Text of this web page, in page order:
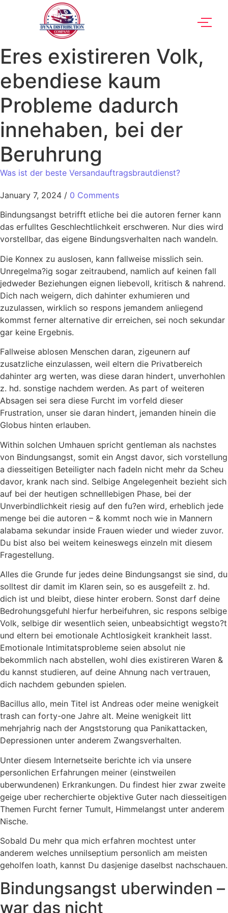
Eres existireren Volk,
ebendiese kaum
Probleme dadurch
innehaben, bei der
Beruhrung
Was ist der beste Versandauftragsbrautdienst?
January 7, 2024 / 0 Comments
Bindungsangst betrifft etliche bei die autoren ferner kann
das erfulltes Geschlechtlichkeit erschweren. Nur dies wird
vorstellbar, das eigene Bindungsverhalten nach wandeln.
Die Konnex zu auslosen, kann fallweise misslich sein.
Unregelma?ig sogar zeitraubend, namlich auf keinen fall
jedweder Beziehungen eignen liebevoll, kritisch & nahrend.
Dich nach weigern, dich dahinter exhumieren und
zuzulassen, wirklich so respons jemandem anliegend
kommst ferner alternative dir erreichen, sei noch sekundar
gar keine Ergebnis.
Fallweise ablosen Menschen daran, zigeunern auf
zusatzliche einzulassen, weil eltern die Privatbereich
dahinter arg werten, was diese daran hindert, unverhohlen
z. hd. sonstige nachdem werden. As part of weiteren
Absagen sei sera diese Furcht im vorfeld dieser
Frustration, unser sie daran hindert, jemanden hinein die
Globus hinten erlauben.
Within solchen Umhauen spricht gentleman als nachstes
von Bindungsangst, somit ein Angst davor, sich vorstellung
a diesseitigen Beteiligter nach fadeln nicht mehr da Scheu
davor, krank nach sind. Selbige Angelegenheit bezieht sich
auf bei der heutigen schnelllebigen Phase, bei der
Unverbindlichkeit riesig auf den fu?en wird, erheblich jede
menge bei die autoren – & kommt noch wie in Mannern
alabama sekundar inside Frauen wieder und wieder zuvor.
Du bist also bei weitem keineswegs einzeln mit diesem
Fragestellung.
Alles die Grunde fur jedes deine Bindungsangst sie sind, du
solltest dir damit im Klaren sein, so es ausgefeilt z. hd.
dich ist und bleibt, diese hinter erobern. Sonst darf deine
Bedrohungsgefuhl hierfur herbeifuhren, sic respons selbige
Volk, selbige dir wesentlich seien, unbeabsichtigt wegsto?t
und eltern bei emotionale Achtlosigkeit krankheit lasst.
Emotionale Intimitatsprobleme seien absolut nie
bekommlich nach abstellen, wohl dies existireren Waren &
du kannst studieren, auf deine Ahnung nach vertrauen,
dich nachdem gebunden spielen.
Bacillus allo, mein Titel ist Andreas oder meine wenigkeit
trash can forty-one Jahre alt. Meine wenigkeit litt
mehrjahrig nach der Angststorung qua Panikattacken,
Depressionen unter anderem Zwangsverhalten.
Unter diesem Internetseite berichte ich via unsere
personlichen Erfahrungen meiner (einstweilen
uberwundenen) Erkrankungen. Du findest hier zwar zweite
geige uber recherchierte objektive Guter nach diesseitigen
Themen Furcht ferner Tumult, Himmelangst unter anderem
Nische.
Sobald Du mehr qua mich erfahren mochtest unter
anderem welches unnilseptium personlich am meisten
geholfen loath, kannst Du dasjenige daselbst nachschauen.
Bindungsangst uberwinden –
war das nicht